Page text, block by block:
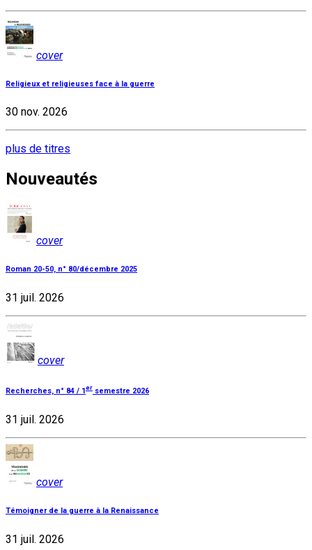
cover
Religieux et religieuses face à la guerre
30 nov. 2026
plus de titres
Nouveautés
cover
Roman 20-50, n° 80/décembre 2025
31 juil. 2026
cover
Recherches, n° 84 / 1er semestre 2026
31 juil. 2026
cover
Témoigner de la guerre à la Renaissance
31 juil. 2026